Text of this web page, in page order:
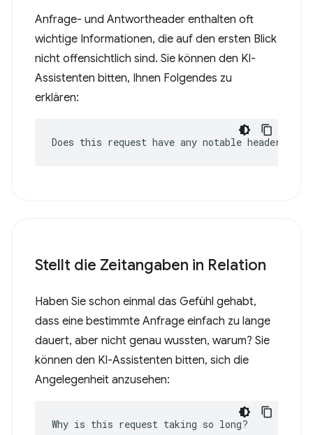
Anfrage- und Antwortheader enthalten oft
wichtige Informationen, die auf den ersten Blick
nicht offensichtlich sind. Sie können den KI-
Assistenten bitten, Ihnen Folgendes zu
erklären:
Does this request have any notable headers?
Stellt die Zeitangaben in Relation
Haben Sie schon einmal das Gefühl gehabt,
dass eine bestimmte Anfrage einfach zu lange
dauert, aber nicht genau wussten, warum? Sie
können den KI-Assistenten bitten, sich die
Angelegenheit anzusehen:
Why is this request taking so long?